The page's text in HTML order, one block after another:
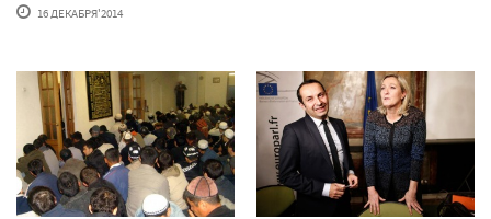
16 ДЕКАБРЯ'2014